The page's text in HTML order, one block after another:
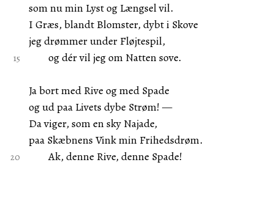
som nu min Lyst og Længsel vil.
I Græs, blandt Blomster, dybt i Skove
jeg drømmer under Fløjtespil,
og dér vil jeg om Natten sove.
Ja bort med Rive og med Spade
og ud paa Livets dybe Strøm! —
Da viger, som en sky Najade,
paa Skæbnens Vink min Frihedsdrøm.
Ak, denne Rive, denne Spade!